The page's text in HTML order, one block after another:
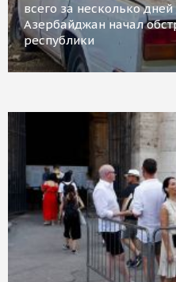
всего за несколько
Азербайджан начал
республики